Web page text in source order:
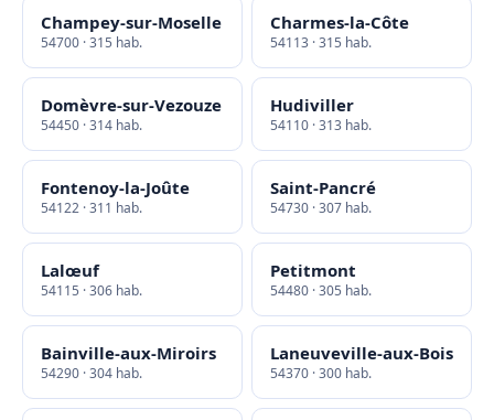
Champey-sur-Moselle
54700 · 315 hab.
Charmes-la-Côte
54113 · 315 hab.
Domèvre-sur-Vezouze
54450 · 314 hab.
Hudiviller
54110 · 313 hab.
Fontenoy-la-Joûte
54122 · 311 hab.
Saint-Pancré
54730 · 307 hab.
Lalœuf
54115 · 306 hab.
Petitmont
54480 · 305 hab.
Bainville-aux-Miroirs
54290 · 304 hab.
Laneuveville-aux-Bois
54370 · 300 hab.